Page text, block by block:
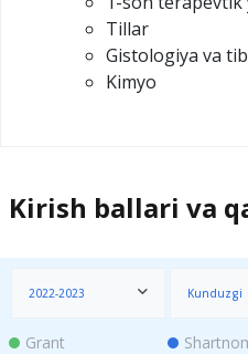
Tillar
Gistologiya va
Kimyo
Kirish ballari va
2022-2023 Kunduzgi
Grant